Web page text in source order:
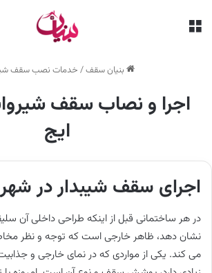
بنیان سقف/ خدمات نصب سقف
اجرا و نصاب سقف
ایج
اجرای سقف شیبدار در
در هر ساختمانی قبل از اینکه طراحی داخلی آن
نشان دهد، ظاهر خارجی است که توجه و نظر
می کند. یکی از مواردی که در نمای خارجی و جذابیت